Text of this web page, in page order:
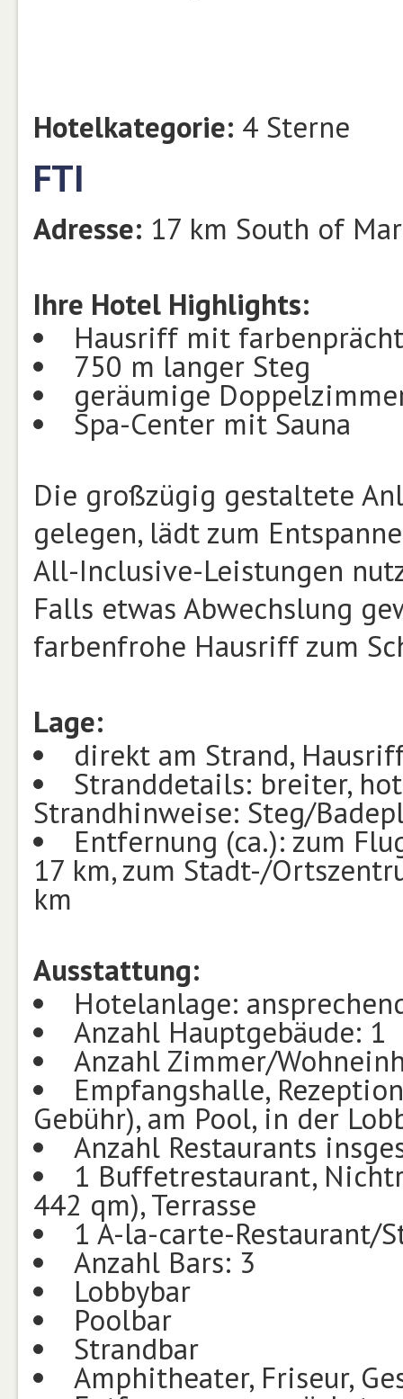
Hotelkategorie: 4 Sterne
FTI
Adresse: 17 km South of
Ihre Hotel Highlights:
Hausriff mit
750 m langer Steg
geräumige
Spa-Center mit Sauna
Die großzügig gestaltete
gelegen, lädt zum
All-Inclusive-Leistungen
Falls etwas Abwechslung
farbenfrohe Hausriff zum
Lage:
direkt am Strand,
Stranddetails: breiter,
Strandhinweise: Steg/
Entfernung (ca.): zum
17 km, zum Stadt-/
km
Ausstattung:
Hotelanlage:
Anzahl Hauptgebäude: 1
Anzahl Zimmer/
Empfangshalle,
Gebühr), am Pool, in der
Anzahl Restaurants
1 Buffetrestaurant,
442 qm), Terrasse
1 A-la-carte-Restaurant/
Anzahl Bars: 3
Lobbybar
Poolbar
Strandbar
Amphitheater, Friseur,